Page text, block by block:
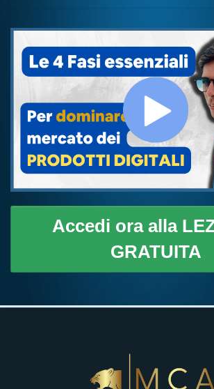
Accedi ora alla
GRATUITA